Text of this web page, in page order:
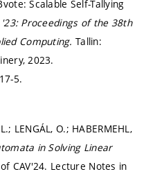
Scalable Self-Tallying
'23: Proceedings of the 38th
Computing.Tallin:
2023.
5.
LENGÁL, O.; HABERMEHL,
in Solving Linear
CAV'24. Lecture Notes in